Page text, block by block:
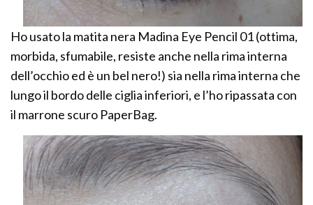
Ho usato la matita nera Madina Eye Pencil 01 (ottima,
morbida, sfumabile, resiste anche nella rima interna
dell’occhio ed è un bel nero!) sia nella rima interna che
lungo il bordo delle ciglia inferiori, e l’ho ripassata con
il marrone scuro PaperBag.